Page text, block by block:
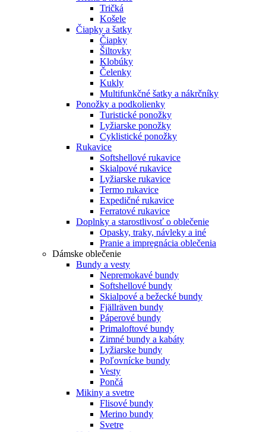
Tričká
Košele
Čiapky a šatky
Čiapky
Šiltovky
Klobúky
Čelenky
Kukly
Multifunkčné šatky a nákrčníky
Ponožky a podkolienky
Turistické ponožky
Lyžiarske ponožky
Cyklistické ponožky
Rukavice
Softshellové rukavice
Skialpové rukavice
Lyžiarske rukavice
Termo rukavice
Expedičné rukavice
Ferratové rukavice
Doplnky a starostlivosť o oblečenie
Opasky, traky, návleky a iné
Pranie a impregnácia oblečenia
Dámske oblečenie
Bundy a vesty
Nepremokavé bundy
Softshellové bundy
Skialpové a bežecké bundy
Fjällräven bundy
Páperové bundy
Primaloftové bundy
Zimné bundy a kabáty
Lyžiarske bundy
Poľovnícke bundy
Vesty
Pončá
Mikiny a svetre
Flisové bundy
Merino bundy
Svetre